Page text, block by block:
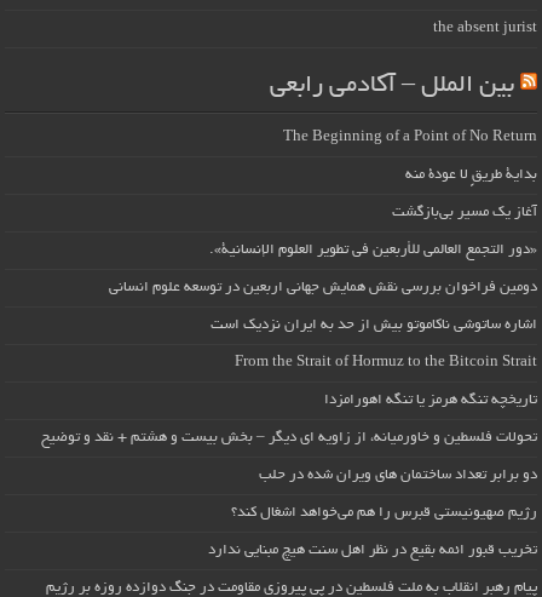
the absent jurist
بین الملل – آکادمی رابعی
The Beginning of a Point of No Return
بداية طريقٍ لا عودة منه
آغاز یک مسیر بی‌بازگشت
«دور التجمع العالمي للأربعين في تطوير العلوم الإنسانية».
دومین فراخوان بررسی نقش همایش جهانی اربعین در توسعه علوم انسانی
اشاره ساتوشی ناکاموتو بیش از حد به ایران نزدیک است
From the Strait of Hormuz to the Bitcoin Strait
تاریخچه تنگه هرمز یا تنگه اهورامزدا
تحولات فلسطین و خاورمیانه، از زاویه ای دیگر – بخش بیست و هشتم + نقد و توضیح
دو برابر تعداد ساختمان های ویران شده در حلب
رژیم صهیونیستی قبرس را هم می‌خواهد اشغال کند؟
تخریب قبور ائمه بقیع در نظر اهل سنت هیچ مبنایی ندارد
پیام رهبر انقلاب به ملت فلسطین در پی پیروزی مقاومت در جنگ دوازده روزه بر رژیم